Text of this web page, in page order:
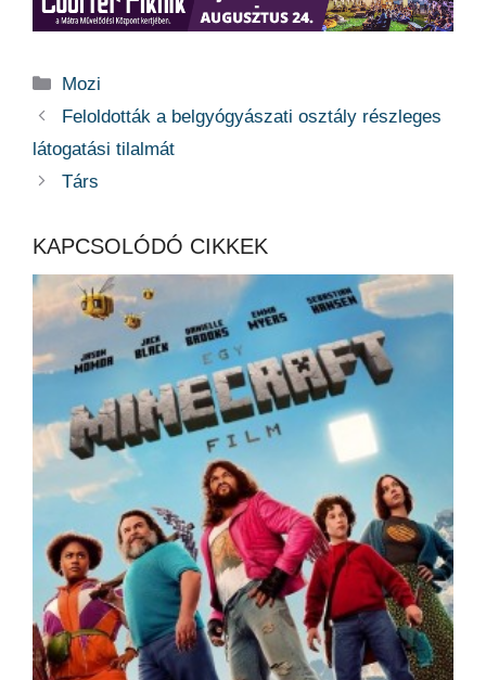
Kategória
Mozi
Feloldották a belgyógyászati osztály részleges
látogatási tilalmát
Társ
KAPCSOLÓDÓ CIKKEK